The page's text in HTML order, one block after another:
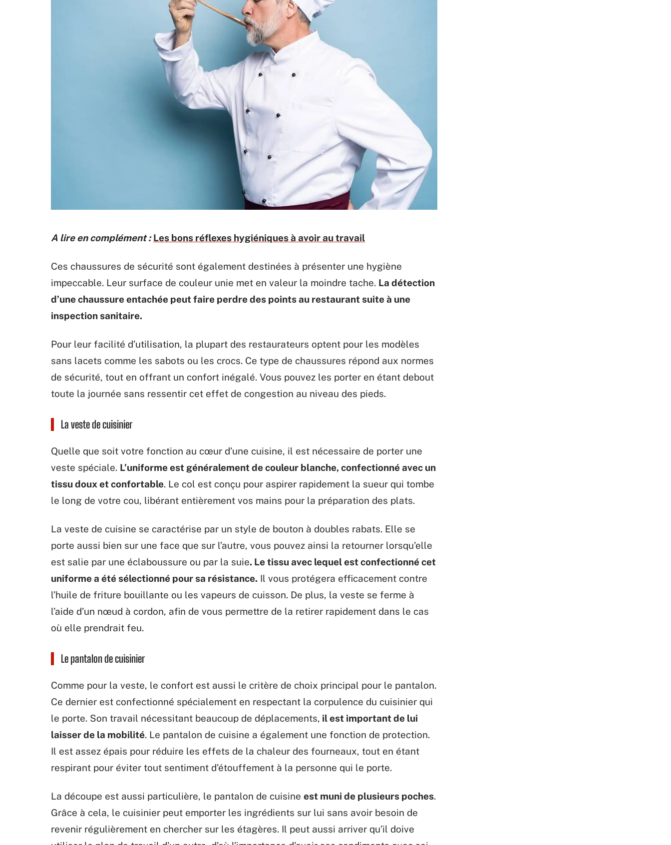
A lire en complément : Les bons réflexes hygiéniques à avoir au travail
Ces chaussures de sécurité sont également destinées à présenter une hygiène
impeccable. Leur surface de couleur unie met en valeur la moindre tache. La détection
d’une chaussure entachée peut faire perdre des points au restaurant suite à une
inspection sanitaire.
Pour leur facilité d’utilisation, la plupart des restaurateurs optent pour les modèles
sans lacets comme les sabots ou les crocs. Ce type de chaussures répond aux normes
de sécurité, tout en offrant un confort inégalé. Vous pouvez les porter en étant debout
toute la journée sans ressentir cet effet de congestion au niveau des pieds.
La veste de cuisinier
Quelle que soit votre fonction au cœur d’une cuisine, il est nécessaire de porter une
veste spéciale. L’uniforme est généralement de couleur blanche, confectionné avec un
tissu doux et confortable. Le col est conçu pour aspirer rapidement la sueur qui tombe
le long de votre cou, libérant entièrement vos mains pour la préparation des plats.
La veste de cuisine se caractérise par un style de bouton à doubles rabats. Elle se
porte aussi bien sur une face que sur l’autre, vous pouvez ainsi la retourner lorsqu’elle
est salie par une éclaboussure ou par la suie. Le tissu avec lequel est confectionné cet
uniforme a été sélectionné pour sa résistance. Il vous protégera efficacement contre
l’huile de friture bouillante ou les vapeurs de cuisson. De plus, la veste se ferme à
l’aide d’un nœud à cordon, afin de vous permettre de la retirer rapidement dans le cas
où elle prendrait feu.
Le pantalon de cuisinier
Comme pour la veste, le confort est aussi le critère de choix principal pour le pantalon.
Ce dernier est confectionné spécialement en respectant la corpulence du cuisinier qui
le porte. Son travail nécessitant beaucoup de déplacements, il est important de lui
laisser de la mobilité. Le pantalon de cuisine a également une fonction de protection.
Il est assez épais pour réduire les effets de la chaleur des fourneaux, tout en étant
respirant pour éviter tout sentiment d’étouffement à la personne qui le porte.
La découpe est aussi particulière, le pantalon de cuisine est muni de plusieurs poches.
Grâce à cela, le cuisinier peut emporter les ingrédients sur lui sans avoir besoin de
revenir régulièrement en chercher sur les étagères. Il peut aussi arriver qu’il doive